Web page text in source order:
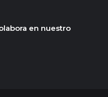
en nuestro